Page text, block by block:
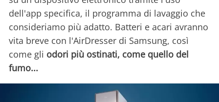
dell'app specifica, il programma di lavaggio che
consideriamo più adatto. Batteri e acari avranno
vita breve con l'AirDresser di Samsung, così
come gli odori più ostinati, come quello del
fumo...